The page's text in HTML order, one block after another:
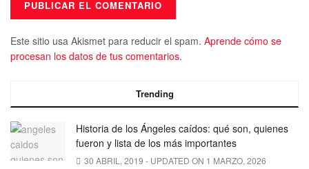
Este sitio usa Akismet para reducir el spam. Aprende cómo se
procesan los datos de tus comentarios.
Trending
Historia de los Ángeles caídos: qué son, quienes
fueron y lista de los más importantes
30 ABRIL, 2019 - UPDATED ON 1 MARZO, 2026